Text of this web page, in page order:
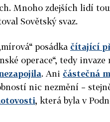
Mnoho zdejších lidí
Sovětský svaz.
posádka čítající
operace“, tedy invaze
. Ani částečná
nic nezmění –
, která byla v